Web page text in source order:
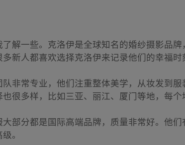
解一些。克洛伊是全球知名的婚纱摄影品
新人都喜欢选择克洛伊来记录他们的幸福时
非常专业，他们注重整体美学，从妆发到
很多样，比如三亚、丽江、厦门等地，每个
部分都是国际高端品牌，质量非常好。他
。